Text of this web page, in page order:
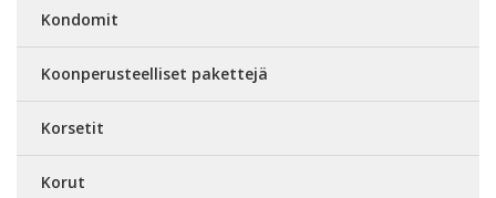
Kondomit
Koonperusteelliset pakettejä
Korsetit
Korut